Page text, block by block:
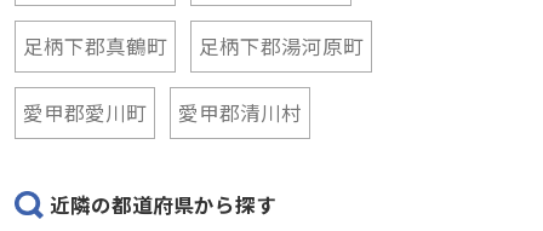
足柄下郡真鶴町 足柄下郡湯河原町
愛甲郡愛川町 愛甲郡清川村
近隣の都道府県から探す